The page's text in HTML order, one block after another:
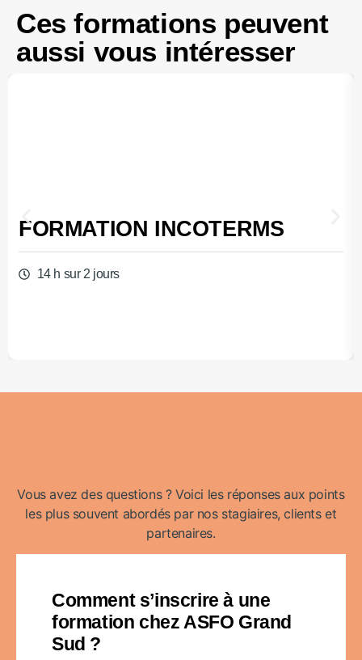
Ces formations peuvent
aussi vous intéresser
FORMATION INCOTERMS
14 h sur 2 jours
Vous avez des questions ? Voici les réponses aux points
les plus souvent abordés par nos stagiaires, clients et
partenaires.
Comment s’inscrire à une
formation chez ASFO Grand
Sud ?